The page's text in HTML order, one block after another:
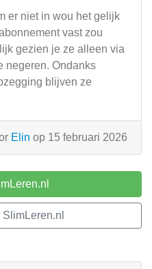
er niet in wou het gelijk
vast zou
gezien je ze alleen via
negeren. Ondanks
blijven ze
Elin op 15 februari 2026